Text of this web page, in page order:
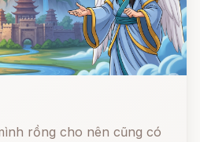
rồng cho nên cũng có